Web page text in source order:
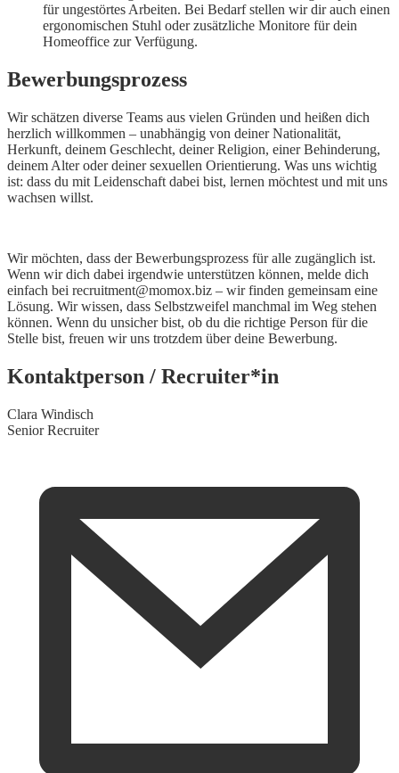
für ungestörtes Arbeiten. Bei Bedarf stellen wir dir auch einen
ergonomischen Stuhl oder zusätzliche Monitore für dein
Homeoffice zur Verfügung.
Bewerbungsprozess
Wir schätzen diverse Teams aus vielen Gründen und heißen dich
herzlich willkommen – unabhängig von deiner Nationalität,
Herkunft, deinem Geschlecht, deiner Religion, einer Behinderung,
deinem Alter oder deiner sexuellen Orientierung. Was uns wichtig
ist: dass du mit Leidenschaft dabei bist, lernen möchtest und mit uns
wachsen willst.
Wir möchten, dass der Bewerbungsprozess für alle zugänglich ist.
Wenn wir dich dabei irgendwie unterstützen können, melde dich
einfach bei recruitment@momox.biz – wir finden gemeinsam eine
Lösung. Wir wissen, dass Selbstzweifel manchmal im Weg stehen
können. Wenn du unsicher bist, ob du die richtige Person für die
Stelle bist, freuen wir uns trotzdem über deine Bewerbung.
Kontaktperson / Recruiter*in
Clara Windisch
Senior Recruiter